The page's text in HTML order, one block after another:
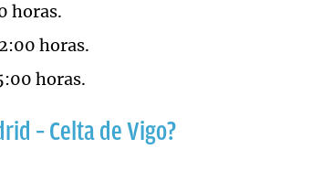
horas.
horas.
horas.
– Celta de Vigo?